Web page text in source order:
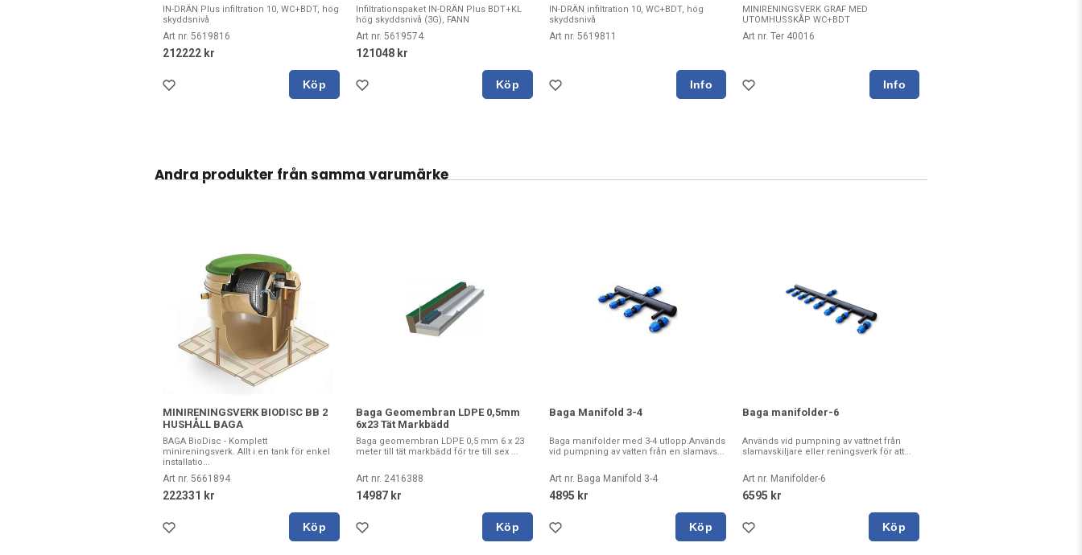
IN-DRÄN Plus infiltration 10, WC+BDT, hög
skyddsnivå
Art nr. 5619816
212222 kr
Köp
Infiltrationspaket IN-DRÄN Plus BDT+KL
hög skyddsnivå (3G), FANN
Art nr. 5619574
121048 kr
Köp
IN-DRÄN infiltration 10, WC+BDT, hög
skyddsnivå
Art nr. 5619811
MINIRENINGSVERK GRAF MED
UTOMHUSSKÅP WC+BDT
Art nr. Ter 40016
Andra produkter från samma varumärke
MINIRENINGSVERK BIODISC BB 2
HUSHÅLL BAGA
BAGA BioDisc - Komplett
minireningsverk. Allt i en tank för enkel
installatio...
Art nr. 5661894
222331 kr
Köp
Baga Geomembran LDPE 0,5mm
6x23 Tät Markbädd
Baga geomembran LDPE 0,5 mm 6 x 23
meter till tät markbädd för tre till sex ...
Art nr. 2416388
14987 kr
Köp
Baga Manifold 3-4
Baga manifolder med 3-4 utlopp.Används
vid pumpning av vatten från en slamavs...
Art nr. Baga Manifold 3-4
4895 kr
Köp
Baga manifolder-6
Används vid pumpning av vattnet från
slamavskiljare eller reningsverk för att...
Art nr. Manifolder-6
6595 kr
Köp